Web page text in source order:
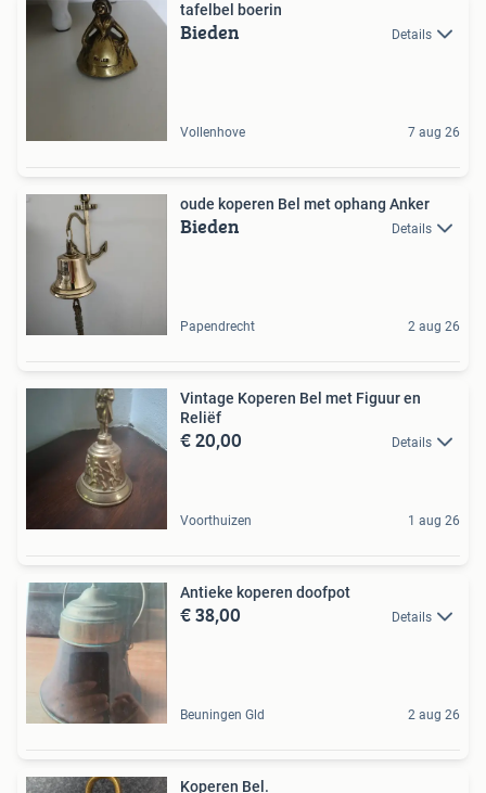
tafelbel boerin
Bieden Details
Vollenhove 7 aug 26
oude koperen Bel met ophang Anker
Bieden Details
Papendrecht 2 aug 26
Vintage Koperen Bel met Figuur en
Reliëf
€ 20,00 Details
Voorthuizen 1 aug 26
Antieke koperen doofpot
€ 38,00 Details
Beuningen Gld 2 aug 26
Koperen Bel.